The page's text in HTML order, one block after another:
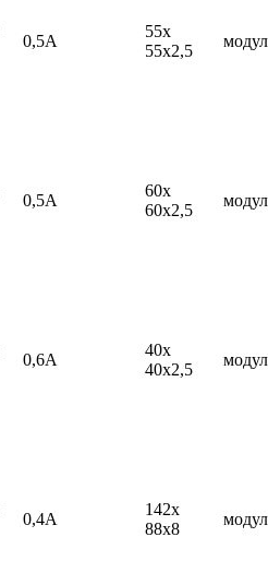
0,5А
55x
55x2,5
0,5А
60x
60x2,5
0,6А
40x
40x2,5
0,4А
142x
88x8